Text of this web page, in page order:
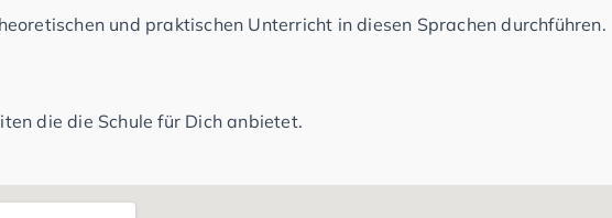
und praktischen Unterricht in diesen Sprachen durchführen.
die die Schule für Dich anbietet.